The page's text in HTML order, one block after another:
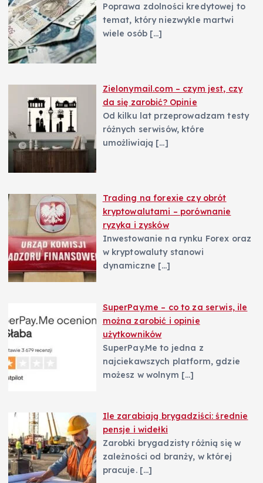
Poprawa zdolności kredytowej to
temat, który niezwykle martwi
wiele osób […]
Zielonymail.com – czym jest, czy
da się zarobić? Opinie
Od kilku lat przeprowadzam testy
różnych serwisów, które
umożliwiają […]
Trading na forexie czy obrót
kryptowalutami – porównanie
ryzyka i zysków
Inwestowanie na rynku Forex oraz
w kryptowaluty stanowi
dynamiczne […]
SuperPay.me – co to za serwis, ile
można zarobić i opinie
użytkowników
SuperPay.Me to jedna z
najciekawszych platform, gdzie
możesz w wolnym […]
Ile zarabiają brygadziści: średnie
pensje i widełki
Zarobki brygadzisty różnią się w
zależności od branży, w której
pracuje. […]